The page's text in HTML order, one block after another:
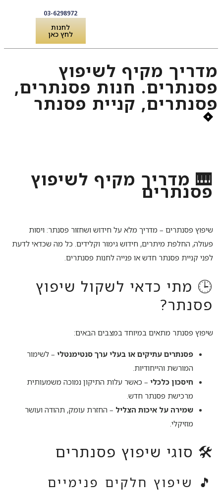
03-6298972
לחנות
לחץ כאן
מדריך מקיף לשיפוץ
פסנתרים. חנות פסנתרים,
פסנתרים, קניית פסנתר
🎹 מדריך מקיף לשיפוץ
פסנתרים
שיפוץ פסנתרים – מדריך מלא על חידוש ושחזור פסנתר: ויסות
פעולה, החלפת מיתרים, חידוש גימור וקלידים. כל מה שכדאי לדעת
לפני קניית פסנתר חדש או פנייה לחנות פסנתרים.
🕒 מתי כדאי לשקול שיפוץ
פסנתר?
שיפוץ פסנתר מתאים במיוחד במצבים הבאים:
פסנתרים עתיקים או בעלי ערך סנטימנטלי – לשימור
המורשת והייחודיות.
חיסכון כלכלי – כאשר עלות התיקון נמוכה משמעותית
מרכישת פסנתר חדש.
שמירה על איכות הצליל – החזרת עומק, תהודה ועושר
מוזיקלי.
🛠️ סוגי שיפוץ פסנתרים
🎵 שיפוץ חלקים פנימיים